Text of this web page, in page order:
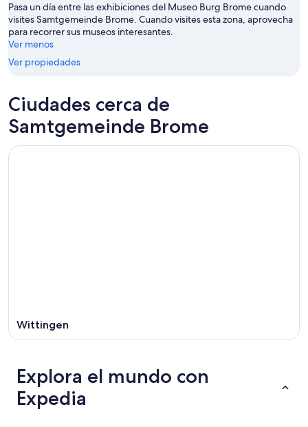
-
9
ago
7
ago
-
ago
Pasa un día entre las exhibiciones del Museo Burg Brome cuando
visites Samtgemeinde Brome. Cuando visites esta zona, aprovecha
para recorrer sus museos interesantes.
Ver menos
Ver propiedades
Ciudades cerca de
Samtgemeinde Brome
Wittingen
Explora el mundo con
Expedia